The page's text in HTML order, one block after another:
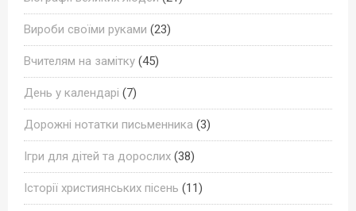
Вироби своїми руками (23)
Вчителям на замітку (45)
День у календарі (7)
Дорожні нотатки письменника (3)
Ігри для дітей та дорослих (38)
Історії християнських пісень (11)